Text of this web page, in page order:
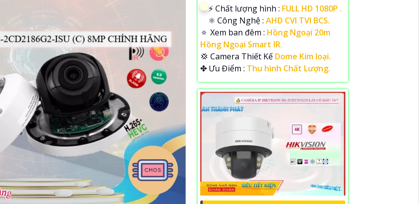
️⚡ Chất lượng hình : FULL HD 1080P .
⚛️ Công Nghệ : AHD CVI TVI BCS.
🔅 Xem ban đêm : Hồng Ngoại 20m
Hồng Ngoại Smart IR.
💢 Camera Thiết Kế Dome Kim loại.
️✤ Ưu Điểm : Thu hình Chất Lượng.